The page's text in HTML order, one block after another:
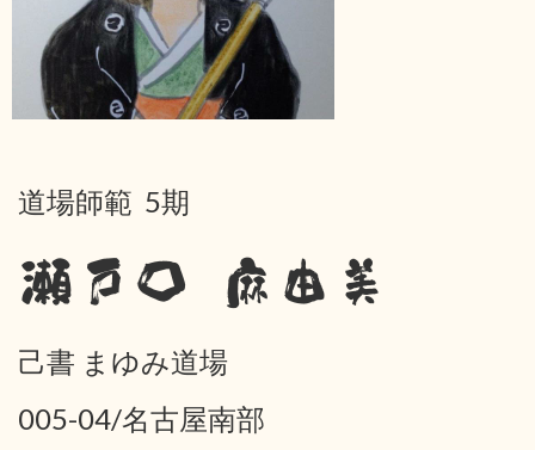
道場師範 5期
瀬戸口 麻由美
己書 まゆみ道場
005-04/名古屋南部